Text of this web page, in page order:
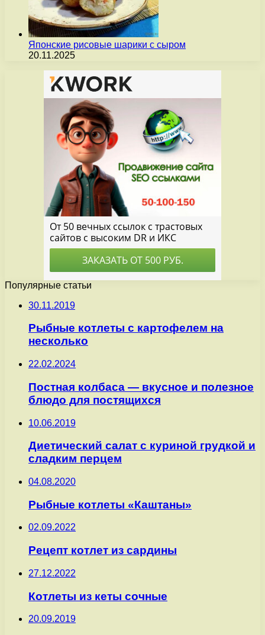
Японские рисовые шарики с сыром
20.11.2025
Популярные статьи
30.11.2019
Рыбные котлеты с картофелем на
несколько
22.02.2024
Постная колбаса — вкусное и полезное
блюдо для постящихся
10.06.2019
Диетический салат с куриной грудкой и
сладким перцем
04.08.2020
Рыбные котлеты «Каштаны»
02.09.2022
Рецепт котлет из сардины
27.12.2022
Котлеты из кеты сочные
20.09.2019